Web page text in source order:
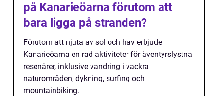
på Kanarieöarna förutom att
bara ligga på stranden?
Förutom att njuta av sol och hav erbjuder
Kanarieöarna en rad aktiviteter för äventyrslystna
resenärer, inklusive vandring i vackra
naturområden, dykning, surfing och
mountainbiking.